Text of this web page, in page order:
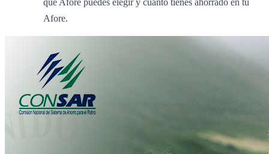
qué Afore puedes elegir y cuánto tienes ahorrado en tu
Afore.